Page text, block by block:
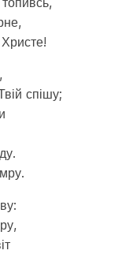
спішу;